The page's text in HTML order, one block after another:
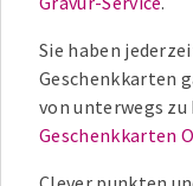
Sie haben
Geschenkkarten
von unterwegs
Geschenkkarten